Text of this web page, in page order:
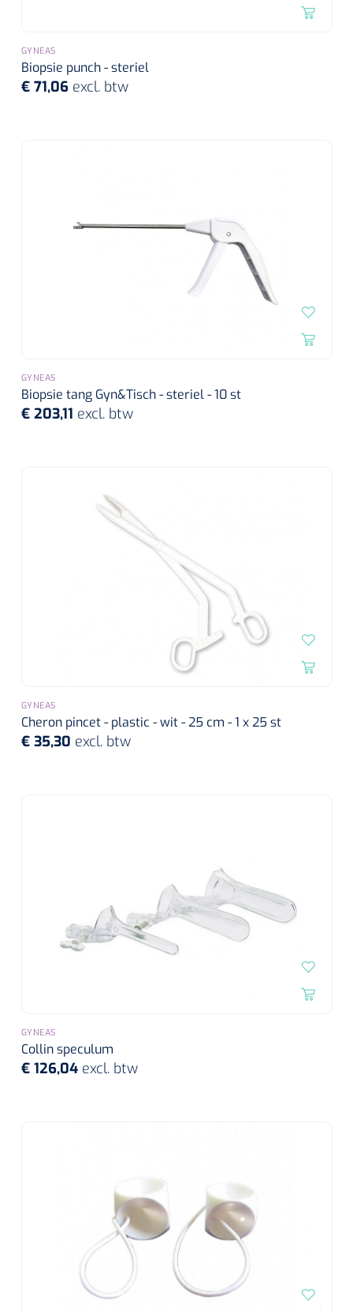
Alcoholmeter
Steriele velden
Schuimverbanden
Diversen
Verbandhaakjes
GYNEAS
Biopsie punch - steriel
€ 71,06 excl. btw
GYNEAS
Biopsie tang Gyn&Tisch - steriel - 10 st
€ 203,11 excl. btw
GYNEAS
Cheron pincet - plastic - wit - 25 cm - 1 x 25 st
€ 35,30 excl. btw
GYNEAS
Collin speculum
€ 126,04 excl. btw